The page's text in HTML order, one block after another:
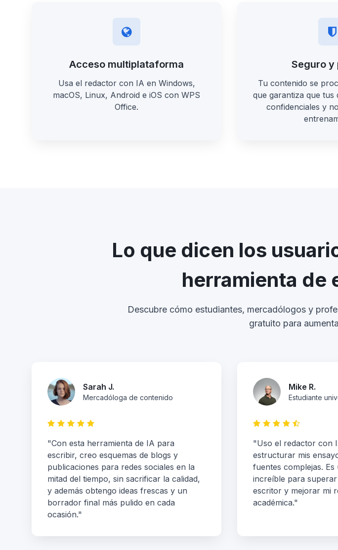
Acceso multiplataforma
Usa el redactor con IA en Windows,
macOS, Linux, Android e iOS con WPS
Office.
Seguro y
Tu contenido se
que garantiza que tus
confidenciales y
Lo que dicen los
herramienta de
Descubre cómo estudiantes, mercadólogos y
gratuito para
Sarah J.
Mercadóloga de contenido
"Con esta herramienta de IA para
escribir, creo esquemas de blogs y
publicaciones para redes sociales en la
mitad del tiempo, sin sacrificar la calidad,
y además obtengo ideas frescas y un
borrador final más pulido en cada
ocasión."
Mike R.
Estudiante
"Uso el redactor con
estructurar mis
fuentes complejas.
increíble para
escritor y mejorar mi
académica."